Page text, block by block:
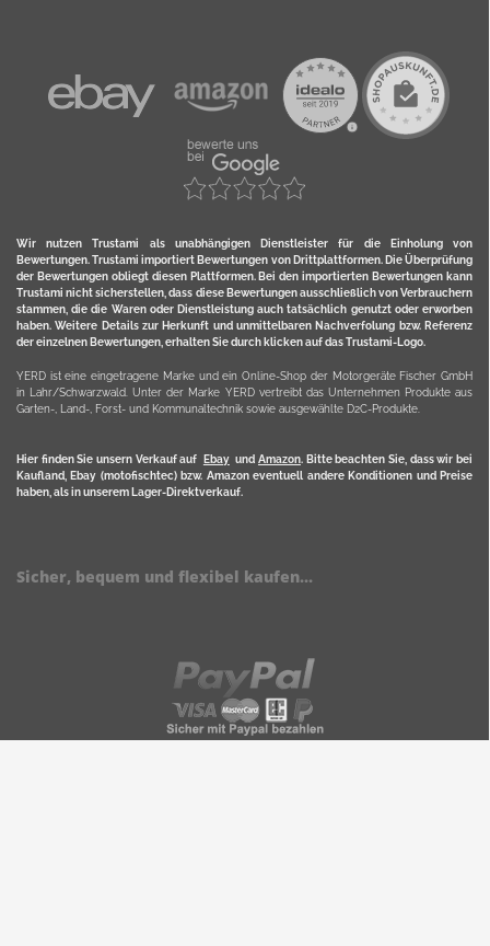
Wir nutzen Trustami als unabhängigen Dienstleister für die Einholung von
Bewertungen. Trustami importiert Bewertungen von Drittplattformen. Die Überprüfung
der Bewertungen obliegt diesen Plattformen. Bei den importierten Bewertungen kann
Trustami nicht sicherstellen, dass diese Bewertungen ausschließlich von Verbrauchern
stammen, die die Waren oder Dienstleistung auch tatsächlich genutzt oder erworben
haben. Weitere Details zur Herkunft und unmittelbaren Nachverfolung bzw. Referenz
der einzelnen Bewertungen, erhalten Sie durch klicken auf das Trustami-Logo.
YERD ist eine eingetragene Marke und ein Online-Shop der Motorgeräte Fischer GmbH
in Lahr/Schwarzwald. Unter der Marke YERD vertreibt das Unternehmen Produkte aus
Garten-, Land-, Forst- und Kommunaltechnik sowie ausgewählte D2C-Produkte.
Hier finden Sie unsern Verkauf auf Ebayund Amazon. Bitte beachten Sie, dass wir bei
Kaufland, Ebay (motofischtec) bzw. Amazon eventuell andere Konditionen und Preise
haben, als in unserem Lager-Direktverkauf.
Sicher, bequem und flexibel kaufen...